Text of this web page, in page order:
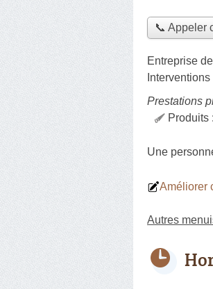
📞 Appeler
Entreprise
Interventions
Prestations
Produits :
Une
Améliorer
Autres